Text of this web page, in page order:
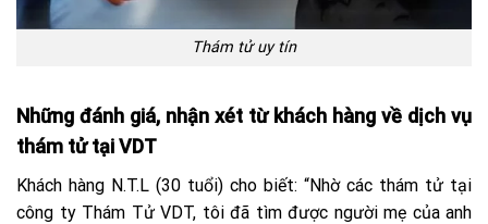
Thám tử uy tín
Những đánh giá, nhận xét từ khách hàng về dịch vụ
thám tử tại VDT
Khách hàng N.T.L (30 tuổi) cho biết: “Nhờ các thám tử tại
công ty Thám Tử VDT, tôi đã tìm được người mẹ của anh